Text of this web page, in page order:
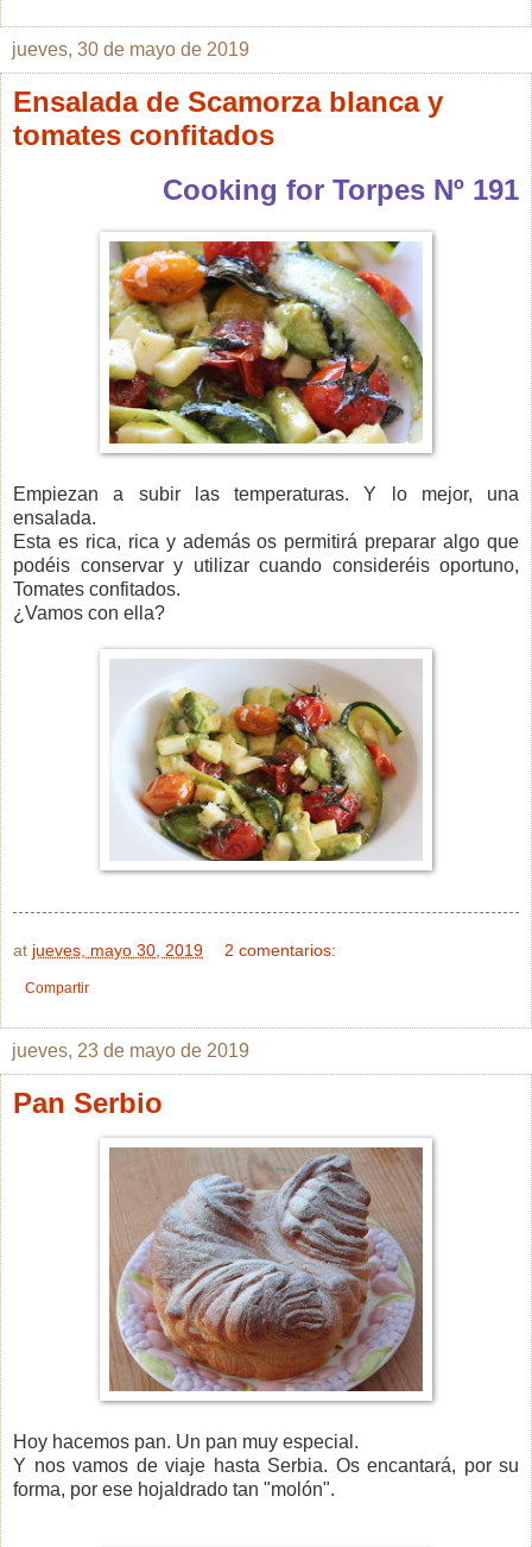
jueves, 30 de mayo de 2019
Ensalada de Scamorza blanca y
tomates confitados
Cooking for Torpes Nº 191
Empiezan a subir las temperaturas. Y lo mejor, una
ensalada.
Esta es rica, rica y además os permitirá preparar algo que
podéis conservar y utilizar cuando consideréis oportuno,
Tomates confitados.
¿Vamos con ella?
at jueves, mayo 30, 2019 2 comentarios:
Compartir
jueves, 23 de mayo de 2019
Pan Serbio
Hoy hacemos pan. Un pan muy especial.
Y nos vamos de viaje hasta Serbia. Os encantará, por su
forma, por ese hojaldrado tan "molón".